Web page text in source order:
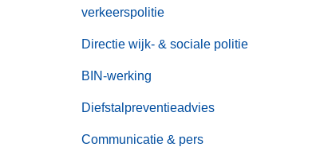
verkeerspolitie
Directie wijk- & sociale politie
BIN-werking
Diefstalpreventieadvies
Communicatie & pers